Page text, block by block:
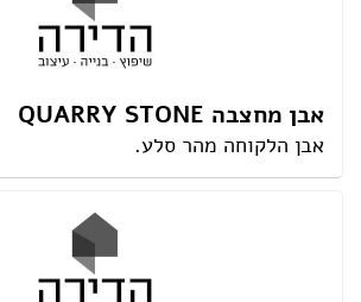
אבן מחצבה QUARRY STONE
אבן הלקוחה מהר סלע.